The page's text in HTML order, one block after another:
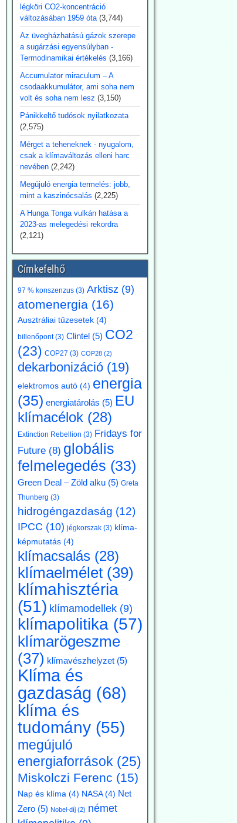
légköri CO2-koncentráció
változásában 1959 óta (3,744)
Az üvegházhatású gázok szerepe
a sugárzási egyensúlyban -
Termodinamikai értékelés (3,166)
Accumulator miraculum – A
csodaakkumulátor, ami soha nem
volt és soha nem lesz (3,150)
Pánikkeltő tudósok nyilatkozata
(2,575)
Mérget a teheneknek - nyugalom,
csak a klímaváltozás elleni harc
nevében (2,242)
Megújuló energia termelés: jobb,
mint a kaszinócsalás (2,225)
A Hunga Tonga vulkán hatása a
2023-as melegedési rekordra
(2,121)
Címkefelhő
97 % konszenzus(3) Arktisz(9)
atomenergia(16)
Ausztráliai tűzesetek(4)
billenőpont(3) Clintel (5) CO2
(23) COP27 (3) COP28(2)
dekarbonizáció(19)
elektromos autó(4) energia
(35) energiatárolás (5) EU
klímacélok(28)
Extinction Rebellion (3) Fridays for
Future(8) globális
felmelegedés (33)
Green Deal – Zöld alku(5) Greta
Thunberg (3)
hidrogéngazdaság (12)
IPCC (10) jégkorszak(3) klíma-
képmutatás(4)
klímacsalás(28)
klímaelmélet(39)
klímahisztéria
(51) klímamodellek(9)
klímapolitika(57)
klímarögeszme
(37) klímavészhelyzet(5)
Klíma és
gazdaság (68)
klíma és
tudomány(55)
megújuló
energiaforrások (25)
Miskolczi Ferenc (15)
Nap és klíma(4) NASA(4) Net
Zero(5) Nobel-díj(2) német